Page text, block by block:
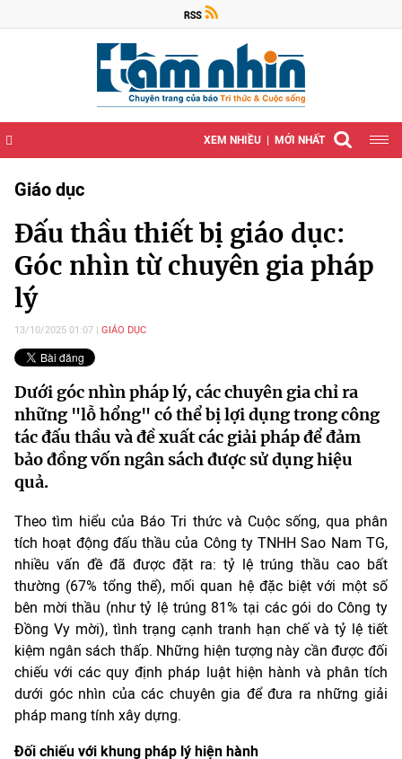
XEM NHIỀU MỚI NHẤT
Giáo dục
Đấu thầu thiết bị giáo dục:
Góc nhìn từ chuyên gia pháp
lý
13/10/2025 01:07 GIÁO DỤC
Dưới góc nhìn pháp lý, các chuyên gia chỉ ra
những "lỗ hổng" có thể bị lợi dụng trong công
tác đấu thầu và đề xuất các giải pháp để đảm
bảo đồng vốn ngân sách được sử dụng hiệu
quả.
Theo tìm hiểu của Báo Tri thức và Cuộc sống, qua phân
tích hoạt động đấu thầu của Công ty TNHH Sao Nam TG,
nhiều vấn đề đã được đặt ra: tỷ lệ trúng thầu cao bất
thường (67% tổng thể), mối quan hệ đặc biệt với một số
bên mời thầu (như tỷ lệ trúng 81% tại các gói do Công ty
Đồng Vy mời), tình trạng cạnh tranh hạn chế và tỷ lệ tiết
kiệm ngân sách thấp. Những hiện tượng này cần được đối
chiếu với các quy định pháp luật hiện hành và phân tích
dưới góc nhìn của các chuyên gia để đưa ra những giải
pháp mang tính xây dựng.
Đối chiếu với khung pháp lý hiện hành